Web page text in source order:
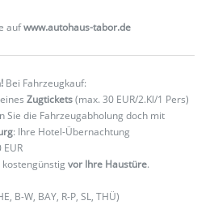
aufwww.autohaus-tabor.de
Bei Fahrzeugkauf:
Zugtickets(max. 30 EUR/2.Kl/1 Pers)
Sie die Fahrzeugabholung doch mit
: Ihre Hotel-Übernachtung
vor Ihre Haustüre.
B-W, BAY, R-P, SL, THÜ)